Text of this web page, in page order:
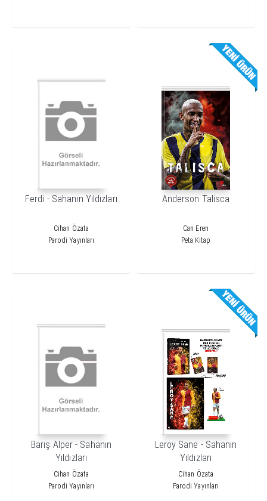
Ferdi - Sahanın Yıldızları
Cihan Özata
Parodi Yayınları
Anderson Talisca
Can Eren
Peta Kitap
Barış Alper - Sahanın
Yıldızları
Cihan Özata
Parodi Yayınları
Leroy Sane - Sahanın
Yıldızları
Cihan Özata
Parodi Yayınları